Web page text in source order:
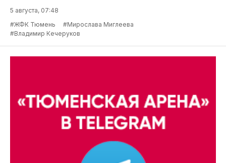
5 августа, 07:48
#ЖФК Тюмень
#Мирослава Миглеева
#Владимир Кечеруков